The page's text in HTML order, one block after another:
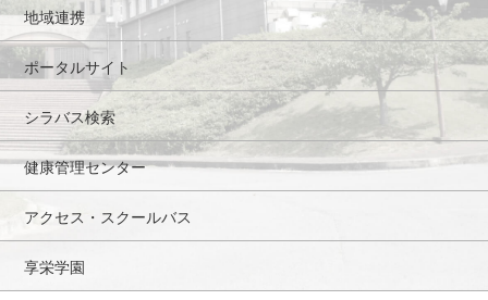
地域連携
ポータルサイト
シラバス検索
健康管理センター
アクセス・スクールバス
享栄学園